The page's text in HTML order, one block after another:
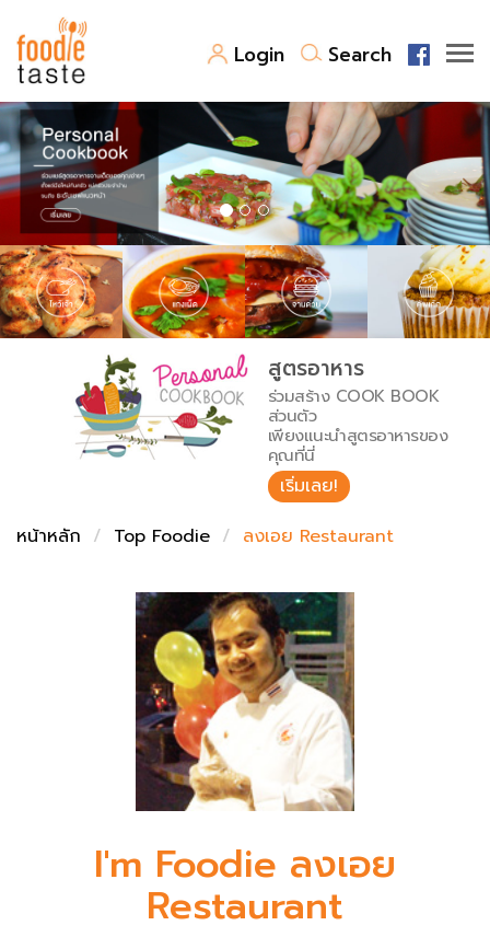
Login Search
สูตรอาหาร
สูตรอาหารล่าสุด
Top Foodie
พาไปชิม
สารพันก้นครัว
เคล็ดลับน่ารู้
เปรียบเทียบหน่วยการตวง
เปรียบเทียบอุณหภูมิ
เปรียบเทียบน้ำหนักวัตถุดิบ
FoodPedia
สร้าง Cookbook
สูตรอาหาร
ร่วมสร้าง COOK BOOK
ส่วนตัว
เพียงแนะนำสูตรอาหารของ
คุณที่นี่
เริ่มเลย!
หน้าหลัก
Top Foodie ลงเอย Restaurant
I'm Foodie ลงเอย
Restaurant